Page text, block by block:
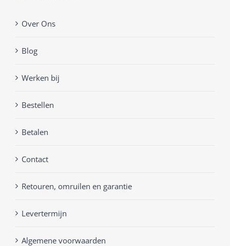
Over Ons
Blog
Werken bij
Bestellen
Betalen
Contact
Retouren, omruilen en garantie
Levertermijn
Algemene voorwaarden